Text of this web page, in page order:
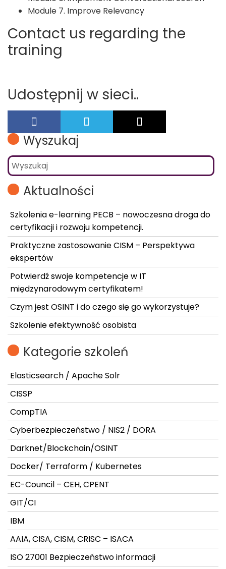
Module 7. Improve Relevancy
Contact us regarding the
training
Udostępnij w sieci..
Wyszukaj
Aktualności
Szkolenia e-learning PECB – nowoczesna droga do
certyfikacji i rozwoju kompetencji.
Praktyczne zastosowanie CISM – Perspektywa
ekspertów
Potwierdź swoje kompetencje w IT
międzynarodowym certyfikatem!
Czym jest OSINT i do czego się go wykorzystuje?
Szkolenie efektywność osobista
Kategorie szkoleń
Elasticsearch / Apache Solr
CISSP
CompTIA
Cyberbezpieczeństwo / NIS2 / DORA
Darknet/Blockchain/OSINT
Docker/ Terraform / Kubernetes
EC-Council – CEH, CPENT
GIT/CI
IBM
AAIA, CISA, CISM, CRISC – ISACA
ISO 27001 Bezpieczeństwo informacji